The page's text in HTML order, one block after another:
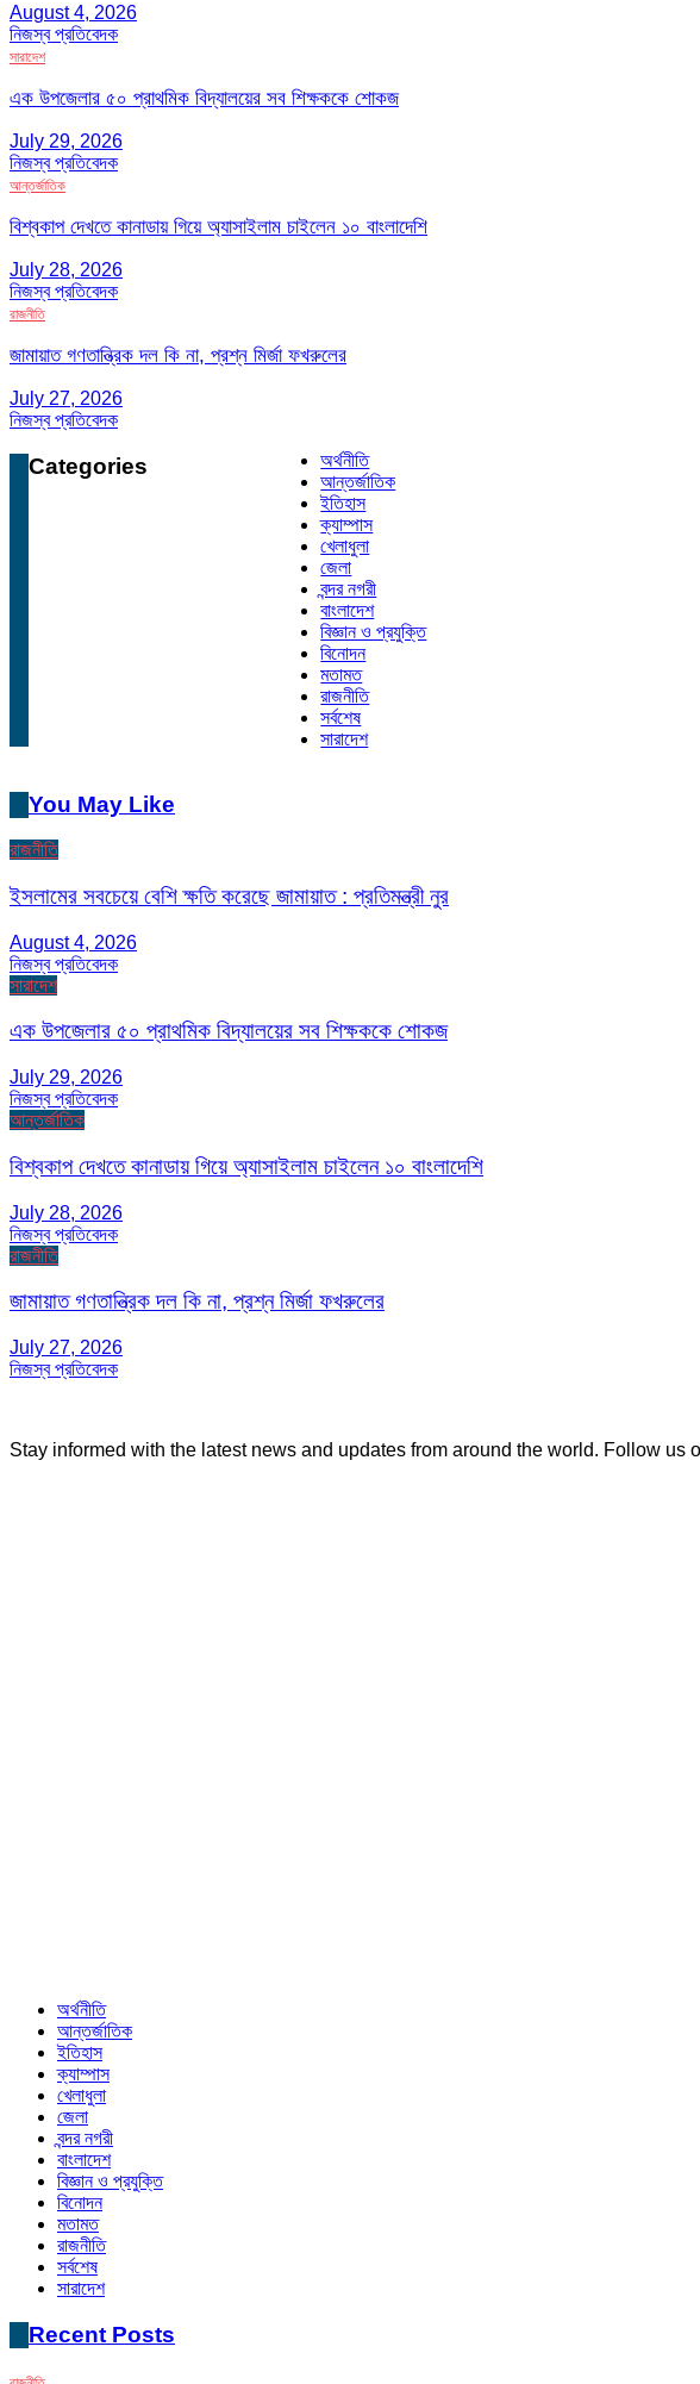
August 4, 2026
নিজস্ব প্রতিবেদক
সারাদেশ
এক উপজেলার ৫০ প্রাথমিক বিদ্যালয়ের সব শিক্ষককে শোকজ
July 29, 2026
নিজস্ব প্রতিবেদক
আন্তর্জাতিক
বিশ্বকাপ দেখতে কানাডায় গিয়ে অ্যাসাইলাম চাইলেন ১০ বাংলাদেশি
July 28, 2026
নিজস্ব প্রতিবেদক
রাজনীতি
জামায়াত গণতান্ত্রিক দল কি না, প্রশ্ন মির্জা ফখরুলের
July 27, 2026
নিজস্ব প্রতিবেদক
Categories
অর্থনীতি
আন্তর্জাতিক
ইতিহাস
ক্যাম্পাস
খেলাধুলা
জেলা
বন্দর নগরী
বাংলাদেশ
বিজ্ঞান ও প্রযুক্তি
বিনোদন
মতামত
রাজনীতি
সর্বশেষ
সারাদেশ
You May Like
রাজনীতি
ইসলামের সবচেয়ে বেশি ক্ষতি করেছে জামায়াত : প্রতিমন্ত্রী নুর
August 4, 2026
নিজস্ব প্রতিবেদক
সারাদেশ
এক উপজেলার ৫০ প্রাথমিক বিদ্যালয়ের সব শিক্ষককে শোকজ
July 29, 2026
নিজস্ব প্রতিবেদক
আন্তর্জাতিক
বিশ্বকাপ দেখতে কানাডায় গিয়ে অ্যাসাইলাম চাইলেন ১০ বাংলাদেশি
July 28, 2026
নিজস্ব প্রতিবেদক
রাজনীতি
জামায়াত গণতান্ত্রিক দল কি না, প্রশ্ন মির্জা ফখরুলের
July 27, 2026
নিজস্ব প্রতিবেদক
Stay informed with the latest news and updates from around the world. Follow us
অর্থনীতি
আন্তর্জাতিক
ইতিহাস
ক্যাম্পাস
খেলাধুলা
জেলা
বন্দর নগরী
বাংলাদেশ
বিজ্ঞান ও প্রযুক্তি
বিনোদন
মতামত
রাজনীতি
সর্বশেষ
সারাদেশ
Recent Posts